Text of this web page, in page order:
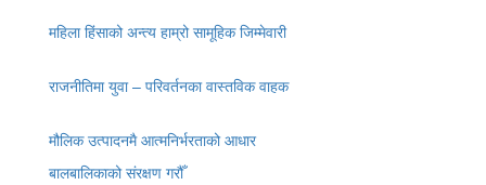
महिला हिंसाको अन्त्य हाम्रो सामूहिक जिम्मेवारी
राजनीतिमा युवा – परिवर्तनका वास्तविक वाहक
मौलिक उत्पादनमै आत्मनिर्भरताको आधार
बालबालिकाको संरक्षण गरौँ